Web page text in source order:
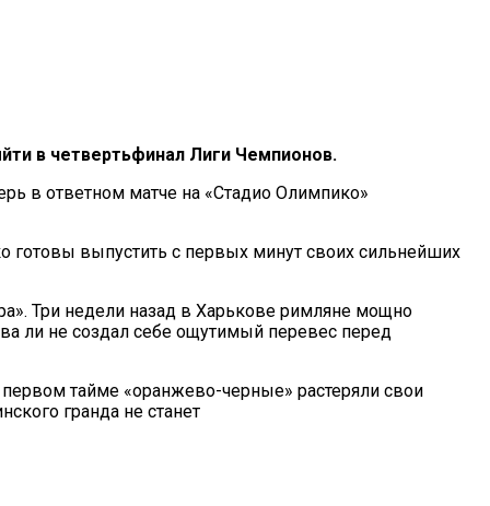
в четвертьфинал Лиги Чемпионов.
в ответном матче на «Стадио Олимпико»
готовы выпустить с первых минут своих сильнейших
Три недели назад в Харькове римляне мощно
ли не создал себе ощутимый перевес перед
тайме «оранжево-черные» растеряли свои
гранда не станет